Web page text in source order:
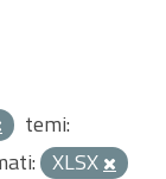
temi:
XLSX